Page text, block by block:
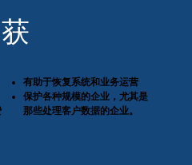
有助于恢复系统和业务运营
保护各种规模的企业，尤其是
那些处理客户数据的企业。